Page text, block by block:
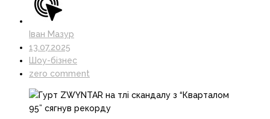
Іван Мазур
13.07.2025
Шоу-бізнес
zero comment